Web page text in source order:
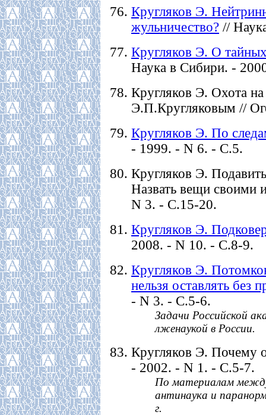
Кругляков Э.
жульничество? //
Кругляков Э. О
Наука в Сибири. -
Кругляков Э. Охота
Э.П.Кругляковым //
Кругляков Э. По
- 1999. - N 6. - С.5.
Кругляков Э.
Назвать вещи своими
N 3. - С.15-20.
Кругляков Э.
2008. - N 10. - C.8-9.
Кругляков Э.
нельзя оставлять без
- N 3. - С.5-6.
Задачи Российской
лженаукой в России.
Кругляков Э. Почему
- 2002. - N 1. - С.5-7.
По материалам
антинаука и
г.